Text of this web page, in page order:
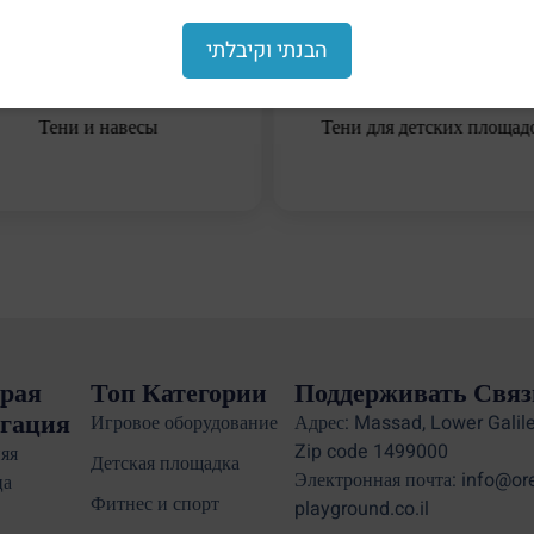
Тени и навесы Тени для детских
Топ Категории
Игровое оборудование
Детская площадка
Фитнес и спорт
Поддерживать
Адрес: Massad, Lower
Zip code 1499000
Электронная почта:
playground.co.il
הבנתי וקיבלתי